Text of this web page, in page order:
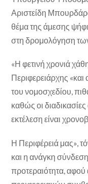
Αριστείδη
θέμα της άμεσης
στη δρομολόγηση
«Η φετινή χρονιά
Περιφερειάρχης
του νομοσχεδίου,
καθώς οι
εκτέλεση είναι
Η Περιφέρειά μας»,
και η ανάγκη
προτεραιότητα,